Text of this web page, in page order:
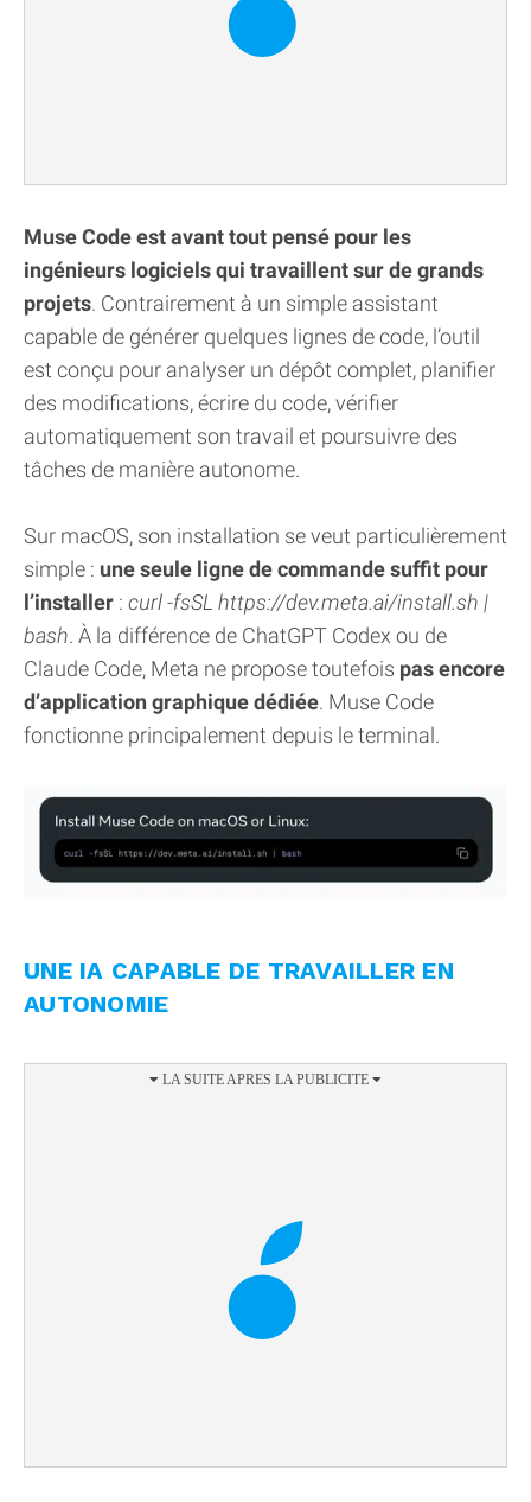
Muse Code est avant tout pensé pour les
ingénieurs logiciels qui travaillent sur de grands
projets. Contrairement à un simple assistant
capable de générer quelques lignes de code, l’outil
est conçu pour analyser un dépôt complet, planifier
des modifications, écrire du code, vérifier
automatiquement son travail et poursuivre des
tâches de manière autonome.
Sur macOS, son installation se veut particulièrement
simple : une seule ligne de commande suffit pour
l’installer : curl -fsSL https://dev.meta.ai/install.sh |
bash. À la différence de ChatGPT Codex ou de
Claude Code, Meta ne propose toutefois pas encore
d’application graphique dédiée. Muse Code
fonctionne principalement depuis le terminal.
UNE IA CAPABLE DE TRAVAILLER EN
AUTONOMIE